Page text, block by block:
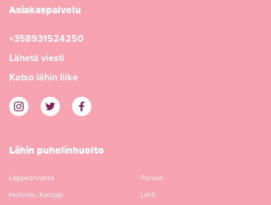
Asiakaspalvelu
+358931524250
Lähetä viesti
Katso lähin liike
Lähin puhelinhuolto
Lappeenranta
Helsinki, Kamppi
Porvoo
Lahti